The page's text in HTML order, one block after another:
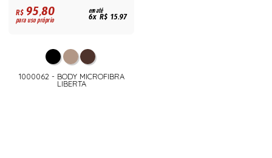
R$95,80
para uso próprio
em até
6x R$ 15,97
1000062 - BODY MICROFIBRA
LIBERTA